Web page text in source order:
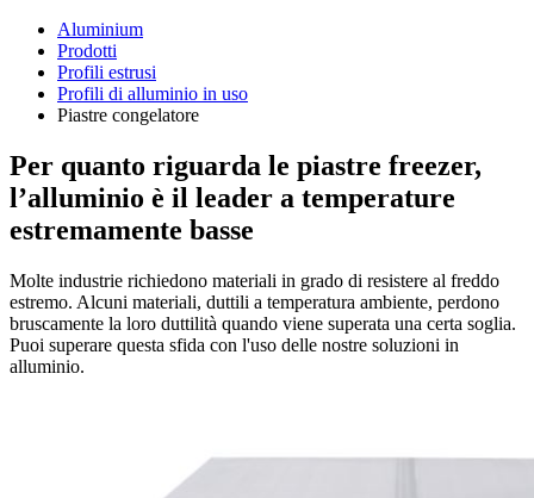
Aluminium
Prodotti
Profili estrusi
Profili di alluminio in uso
Piastre congelatore
Per quanto riguarda le piastre freezer,
l’alluminio è il leader a temperature
estremamente basse
Molte industrie richiedono materiali in grado di resistere al freddo
estremo. Alcuni materiali, duttili a temperatura ambiente, perdono
bruscamente la loro duttilità quando viene superata una certa soglia.
Puoi superare questa sfida con l'uso delle nostre soluzioni in
alluminio.